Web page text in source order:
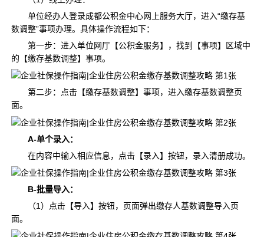
单位经办人登录成都公积金中心网上服务大厅，进入“缴存基
数调整”事项办理。具体操作流程如下：
第一步：进入单位网厅【公积金服务】，找到【事项】区域中
的【缴存基数调整】事项。
第二步：点击【缴存基数调整】事项，进入缴存基数调整页
面。
A-单个录入：
在内容中输入相应信息，点击【录入】按钮，录入清册成功。
B-批量导入：
（1）点击【导入】按钮，页面弹出缴存人基数调整导入页
面。